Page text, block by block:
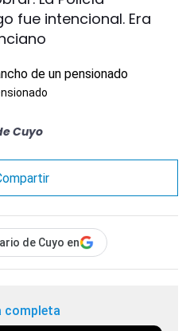
fue intencional. Era
Cuyo
de Cuyo en
completa